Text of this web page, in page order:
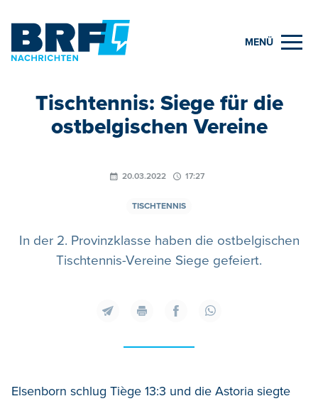
MENÜ
Tischtennis: Siege für die
ostbelgischen Vereine
20.03.2022 17:27
TISCHTENNIS
In der 2. Provinzklasse haben die ostbelgischen
Tischtennis-Vereine Siege gefeiert.
Elsenborn schlug Tiège 13:3 und die Astoria siegte